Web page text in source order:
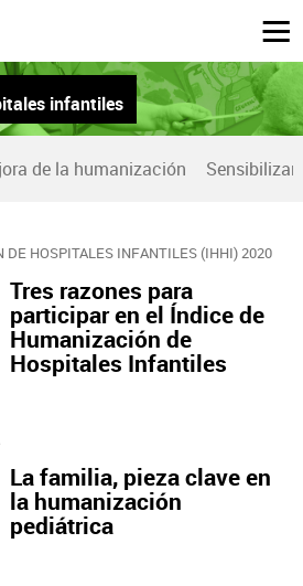
infantiles
de la humanización Sensibilizar
DE HOSPITALES INFANTILES (IHHI) 2020
Tres razones para
participar en el Índice de
Humanización de
Hospitales Infantiles
La familia, pieza clave en
la humanización
pediátrica